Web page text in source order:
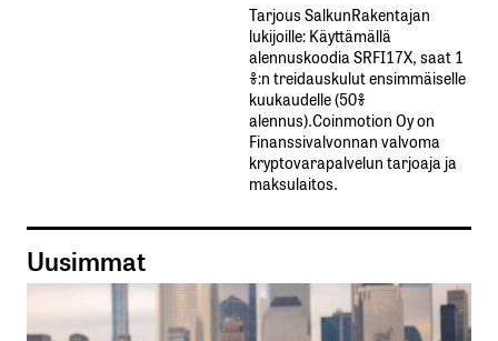
Tarjous SalkunRakentajan
lukijoille: Käyttämällä​ ​
alennuskoodia​ ​SRFI17X,​ ​saat​ ​1
%:n treidauskulut​ ​ensimmäiselle​ ​
kuukaudelle​ ​(50%​ ​
alennus).Coinmotion Oy on
Finanssivalvonnan valvoma
kryptovarapalvelun tarjoaja ja
maksulaitos.
Uusimmat